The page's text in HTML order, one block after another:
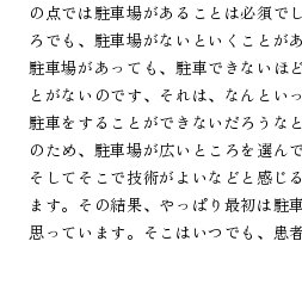
の点では駐車場があることは必須で
ろでも、駐車場がないといくことが
駐車場があっても、駐車できないほ
とがないのです、それは、なんとい
駐車をすることができないだろうな
のため、駐車場が広いところを選ん
そしてそこで技術がよいなどと感じ
ます。その結果、やっぱり最初は駐
思っています。そこはいつでも、患